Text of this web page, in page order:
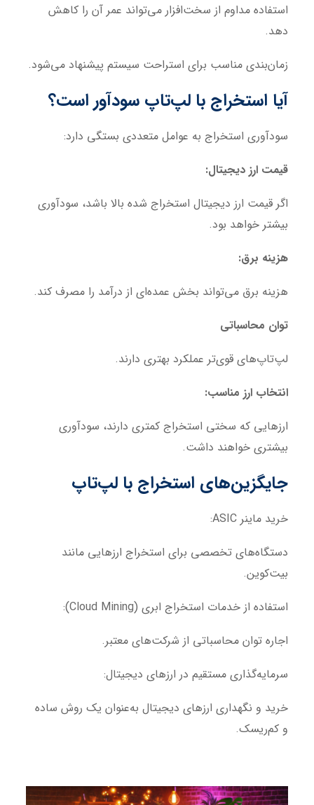
استفاده مداوم از سخت‌افزار می‌تواند عمر آن را کاهش
دهد.
زمان‌بندی مناسب برای استراحت سیستم پیشنهاد می‌شود.
آیا استخراج با لپ‌تاپ سودآور است؟
سودآوری استخراج به عوامل متعددی بستگی دارد:
قیمت ارز دیجیتال:
اگر قیمت ارز دیجیتال استخراج شده بالا باشد، سودآوری
بیشتر خواهد بود.
هزینه برق:
هزینه برق می‌تواند بخش عمده‌ای از درآمد را مصرف کند.
توان محاسباتی
لپ‌تاپ‌های قوی‌تر عملکرد بهتری دارند.
انتخاب ارز مناسب:
ارزهایی که سختی استخراج کمتری دارند، سودآوری
بیشتری خواهند داشت.
جایگزین‌های استخراج با لپ‌تاپ
خرید ماینر ASIC:
دستگاه‌های تخصصی برای استخراج ارزهایی مانند
بیت‌کوین.
استفاده از خدمات استخراج ابری (Cloud Mining):
اجاره توان محاسباتی از شرکت‌های معتبر.
سرمایه‌گذاری مستقیم در ارزهای دیجیتال:
خرید و نگهداری ارزهای دیجیتال به‌عنوان یک روش ساده
و کم‌ریسک.